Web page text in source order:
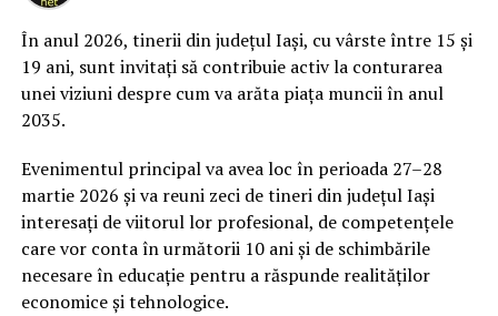
rănite grav în accidente rutiere, iar mai mult de 1.300 și-
au pierdut viața pe șoselele din țară.
În acest context, campania „Condu Prudent! Alege
Viața!” își propune să transforme informația teoretică
într-o experiență directă, prin simulări și demonstrații
care îi ajută pe participanți să înțeleagă concret
impactul deciziilor luate în trafic.
Comunitatea și colaborarea
În anul 2026, tinerii din județul Iași, cu vârste între 15 și
19 ani, sunt invitați să contribuie activ la conturarea
unei viziuni despre cum va arăta piața muncii în anul
2035.
Evenimentul principal va avea loc în perioada 27–28
martie 2026 și va reuni zeci de tineri din județul Iași
interesați de viitorul lor profesional, de competențele
care vor conta în următorii 10 ani și de schimbările
necesare în educație pentru a răspunde realităților
economice și tehnologice.